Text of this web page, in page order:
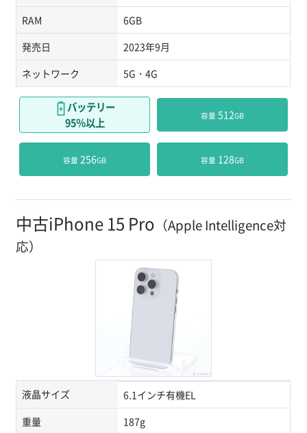
RAM
6GB
発売日
2023年9月
ネットワーク
5G・4G
バッテリー
95％以上
容量 512GB
容量 256GB 容量 128GB
中古iPhone 15 Pro （Apple Intelligence対
応）
液晶サイズ
6.1インチ有機EL
重量
187g